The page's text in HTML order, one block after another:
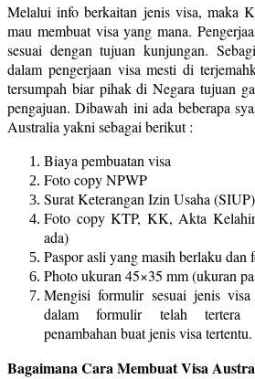
Melalui info berkaitan jenis visa, maka
mau membuat visa yang mana.
sesuai dengan tujuan kunjungan.
dalam pengerjaan visa mesti di
tersumpah biar pihak di Negara tujuan
pengajuan. Dibawah ini ada beberapa
Australia yakni sebagai berikut :
Biaya pembuatan visa
Foto copy NPWP
Surat Keterangan Izin Usaha (SIUP)
Foto copy KTP, KK, Akta
ada)
Paspor asli yang masih berlaku dan
Photo ukuran 45×35 mm (ukuran
Mengisi formulir sesuai jenis
dalam formulir telah tertera
penambahan buat jenis visa tertentu.
Bagaimana Cara Membuat Visa